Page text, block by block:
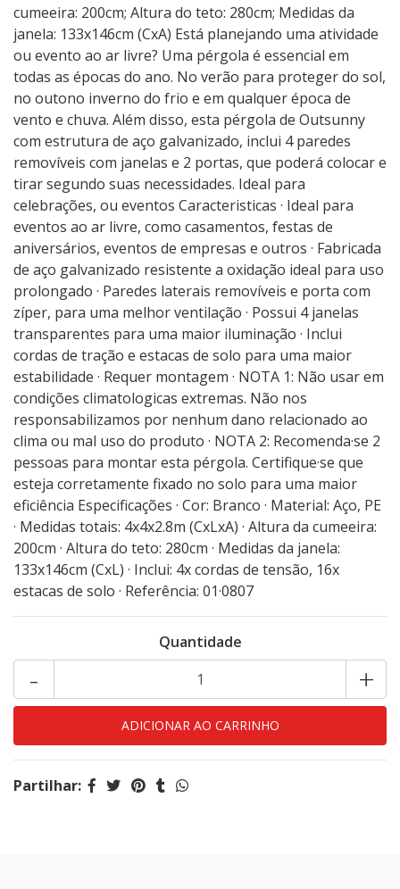
cumeeira: 200cm; Altura do teto: 280cm; Medidas da
janela: 133x146cm (CxA) Está planejando uma atividade
ou evento ao ar livre? Uma pérgola é essencial em
todas as épocas do ano. No verão para proteger do sol,
no outono inverno do frio e em qualquer época de
vento e chuva. Além disso, esta pérgola de Outsunny
com estrutura de aço galvanizado, inclui 4 paredes
removíveis com janelas e 2 portas, que poderá colocar e
tirar segundo suas necessidades. Ideal para
celebrações, ou eventos Caracteristicas · Ideal para
eventos ao ar livre, como casamentos, festas de
aniversários, eventos de empresas e outros · Fabricada
de aço galvanizado resistente a oxidação ideal para uso
prolongado · Paredes laterais removíveis e porta com
zíper, para uma melhor ventilação · Possui 4 janelas
transparentes para uma maior iluminação · Inclui
cordas de tração e estacas de solo para uma maior
estabilidade · Requer montagem · NOTA 1: Não usar em
condições climatologicas extremas. Não nos
responsabilizamos por nenhum dano relacionado ao
clima ou mal uso do produto · NOTA 2: Recomenda·se 2
pessoas para montar esta pérgola. Certifique·se que
esteja corretamente fixado no solo para uma maior
eficiência Especificações · Cor: Branco · Material: Aço, PE
· Medidas totais: 4x4x2.8m (CxLxA) · Altura da cumeeira:
200cm · Altura do teto: 280cm · Medidas da janela:
133x146cm (CxL) · Inclui: 4x cordas de tensão, 16x
estacas de solo · Referência: 01·0807
Quantidade
+
-
Partilhar: